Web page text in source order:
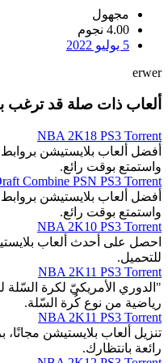
مجهول
4.00 نجوم
5 يوليو 2022
erwer
ألعاب ذات صلة قد ترغب
NBA 2K18 PS3 Torrent
أفضل ألعاب بلايستيشن
واستمتع بوقت رائع.
Combine PSN PS3 Torrent
أفضل ألعاب بلايستيشن
واستمتع بوقت رائع.
NBA 2K10 PS3 Torrent
احصل على أحدث ألعاب
للتحميل.
NBA 2K11 PS3 Torrent
رياضية من نوع كُرة السّلة.
NBA 2K11 PS3 Torrent
تنزيل ألعاب بلايستيشن
رائعة بانتظارك.